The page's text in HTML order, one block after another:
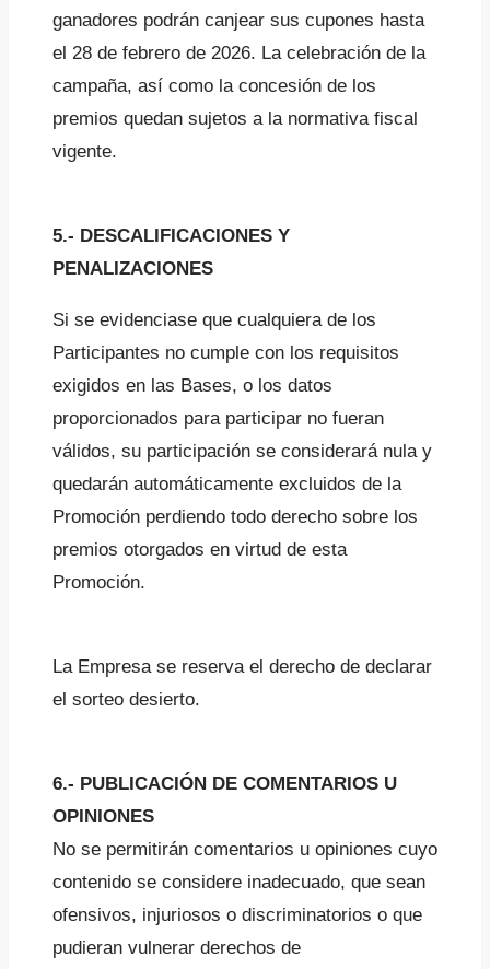
ganadores podrán canjear sus cupones hasta
el 28 de febrero de 2026. La celebración de la
campaña, así como la concesión de los
premios quedan sujetos a la normativa fiscal
vigente.
5.- DESCALIFICACIONES Y
PENALIZACIONES
Si se evidenciase que cualquiera de los
Participantes no cumple con los requisitos
exigidos en las Bases, o los datos
proporcionados para participar no fueran
válidos, su participación se considerará nula y
quedarán automáticamente excluidos de la
Promoción perdiendo todo derecho sobre los
premios otorgados en virtud de esta
Promoción.
La Empresa se reserva el derecho de declarar
el sorteo desierto.
6.- PUBLICACIÓN DE COMENTARIOS U
OPINIONES
No se permitirán comentarios u opiniones cuyo
contenido se considere inadecuado, que sean
ofensivos, injuriosos o discriminatorios o que
pudieran vulnerar derechos de